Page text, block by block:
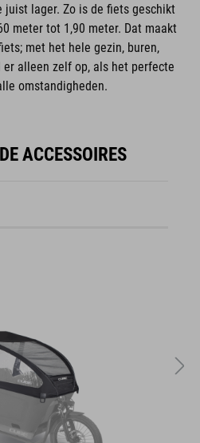
juist lager. Zo is de fiets geschikt
meter tot 1,90 meter. Dat maakt
met het hele gezin, buren,
alleen zelf op, als het perfecte
omstandigheden.
ACCESSOIRES